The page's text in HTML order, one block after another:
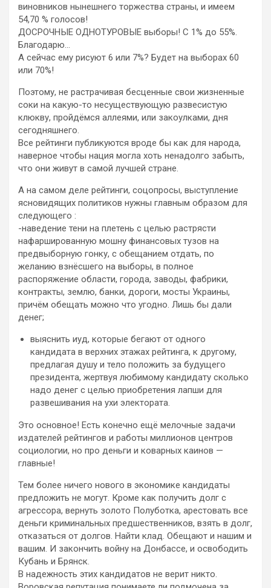
виновников нынешнего торжества страны, и имеем
54,70 % голосов!
ДОСРОЧНЫЕ ОДНОТУРОВЫЕ выборы! С 1% до 55%.
Благодарю…
А сейчас ему рисуют 6 или 7%? Будет на выборах 60
или 70%!
Поэтому, не растрачивая бесценные свои жизненные
соки на какую-то несуществующую развесистую
клюкву, пройдёмся аллеями, или закоулками, дня
сегодняшнего.
Все рейтинги публикуются вроде бы как для народа,
наверное чтобы нация могла хоть ненадолго забыть,
что они живут в самой лучшей стране.
А на самом деле рейтинги, соцопросы, выступление
ясновидящих политиков нужны главным образом для
следующего :
-наведение тени на плетень с целью растрясти
нафаршированную мошну финансовых тузов на
предвыборную гонку, с обещанием отдать, по
желанию взнёсшего на выборы, в полное
распоряжение области, города, заводы, фабрики,
контракты, землю, банки, дороги, мосты Украины,
причём обещать можно что угодно. Лишь бы дали
денег;
выяснить иуд, которые бегают от одного
кандидата в верхних этажах рейтинга, к другому,
предлагая душу и тело положить за будущего
президента, жертвуя любимому кандидату сколько
надо денег с целью приобретения лапши для
развешивания на ухи электората.
Это основное! Есть конечно ещё мелочные задачи
издателей рейтингов и работы миллионов центров
социологии, но про деньги и коварных каинов —
главные!
Тем более ничего нового в экономике кандидаты
предложить не могут. Кроме как получить долг с
агрессора, вернуть золото Полуботка, арестовать все
деньги криминальных предшественников, взять в долг,
отказаться от долгов. Найти клад. Обещают и нашим и
вашим. И закончить войну на Донбассе, и освободить
Кубань и Брянск.
В надежность этих кандидатов не верит никто.